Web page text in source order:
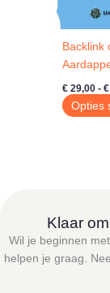
Backlink
€ 29,00 - €
Opties
Klaar
Wil je beginnen
helpen je graag.